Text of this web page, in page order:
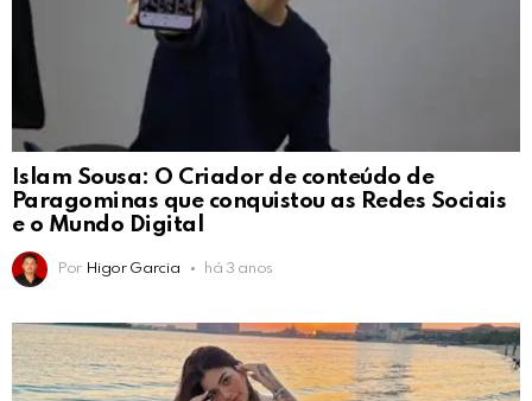
Islam Sousa: O Criador de conteúdo de
Paragominas que conquistou as Redes Sociais
e o Mundo Digital
Por Higor Garcia há 3 anos